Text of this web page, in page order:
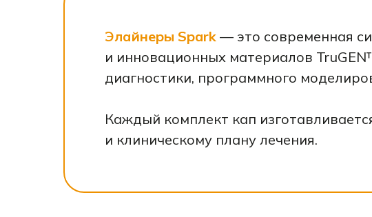
Элайнеры Spark — это современная
и инновационных материалов
диагностики, программного
Каждый комплект кап
и клиническому плану лечения.